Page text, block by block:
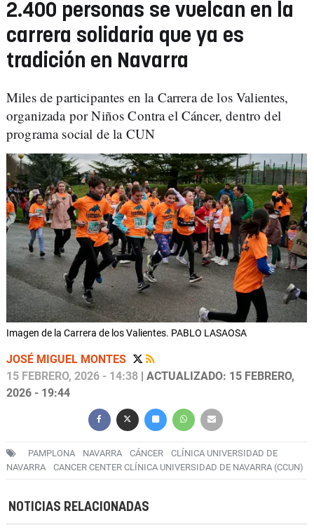
2.400 personas se vuelcan en la
carrera solidaria que ya es
tradición en Navarra
Miles de participantes en la Carrera de los Valientes,
organizada por Niños Contra el Cáncer, dentro del
programa social de la CUN
Imagen de la Carrera de los Valientes. PABLO LASAOSA
JOSÉ MIGUEL MONTES
15 FEBRERO, 2026 - 14:38 | ACTUALIZADO: 15 FEBRERO,
2026 - 19:44
PAMPLONA NAVARRA CÁNCER
CLÍNICA UNIVERSIDAD DE
NAVARRA
CANCER CENTER CLÍNICA UNIVERSIDAD DE NAVARRA (CCUN)
NOTICIAS RELACIONADAS